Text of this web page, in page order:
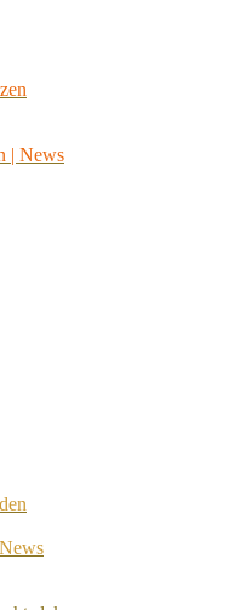
| News